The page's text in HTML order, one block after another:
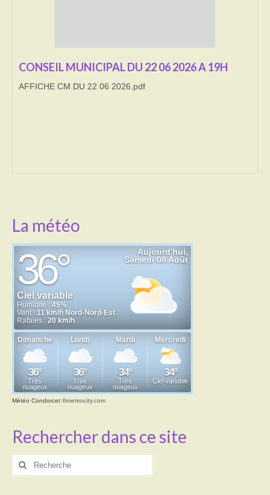
Culte
CONSEIL MUNICIPAL DU 22 06 2026 A 19H
AFFICHE CM DU 22 06 2026.pdf
La météo
Météo Condorcet ©meteocity.com
Rechercher dans ce site
Rechercher